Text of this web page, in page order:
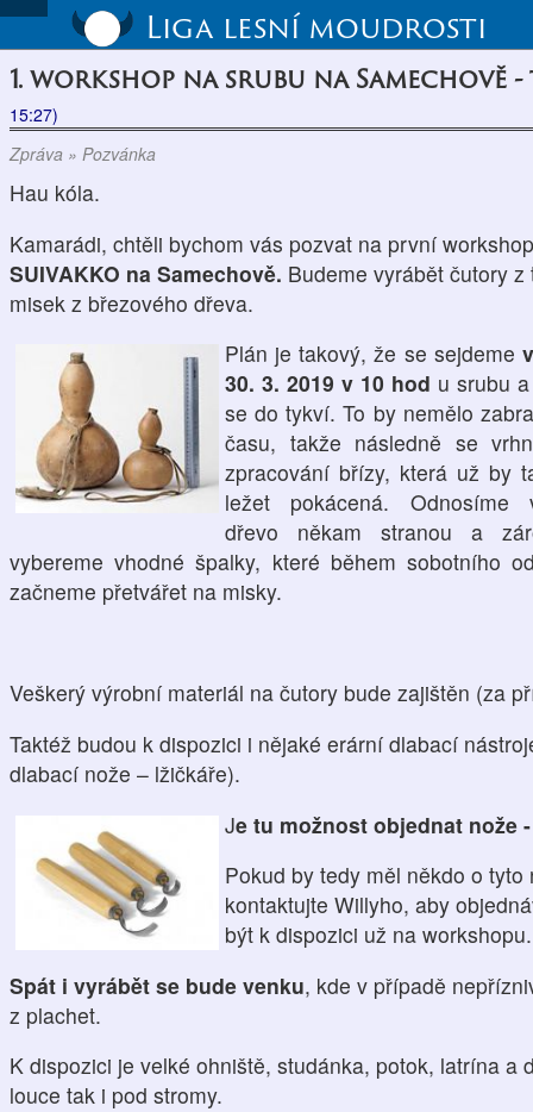
Liga lesní moudrosti
1. workshop na srubu na Samechově
15:27)
Zpráva » Pozvánka
Hau kóla.
Kamarádi, chtěli bychom vás pozvat na první
SUIVAKKO na Samechově. Budeme vyrábět čutory
misek z březového dřeva.
Plán je takový, že se sejdeme
30. 3. 2019 v 10 hod u srubu
se do tykví. To by nemělo
času, takže následně se
zpracování břízy, která už by
ležet pokácená. Odnosíme
dřevo někam stranou a
vybereme vhodné špalky, které během sobotního
začneme přetvářet na misky.
Veškerý výrobní materiál na čutory bude zajištěn (za
Taktéž budou k dispozici i nějaké erární dlabací
dlabací nože – lžičkáře).
Je tu možnost objednat nože
Pokud by tedy měl někdo o
kontaktujte Willyho, aby
být k dispozici už na workshopu.
Spát i vyrábět se bude venku, kde v případě
z plachet.
K dispozici je velké ohniště, studánka, potok, latrína a
louce tak i pod stromy.